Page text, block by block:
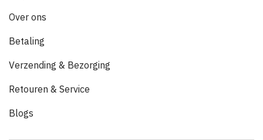
Over ons
Betaling
Verzending & Bezorging
Retouren & Service
Blogs